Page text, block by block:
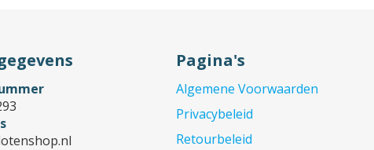
Pagina's
Algemene Voorwaarden
Privacybeleid
Retourbeleid